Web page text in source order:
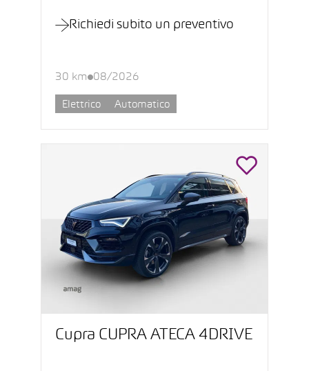
Richiedi subito un preventivo
30 km 08/2026
Elettrico Automatico
Cupra CUPRA ATECA 4DRIVE